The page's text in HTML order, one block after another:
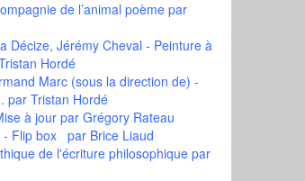
de l’animal poèmepar
Décize, Jérémy Cheval - Peinture à
Hordé
Marc (sous la direction de) -
par Tristan Hordé
à jourpar Grégory Rateau
Flip box
par Brice Liaud
de l'écriture philosophiquepar